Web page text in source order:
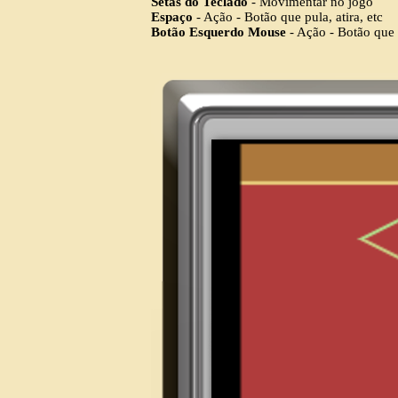
Espaço - Ação - Botão que pula, atira, etc
Botão Esquerdo Mouse - Ação - Botão